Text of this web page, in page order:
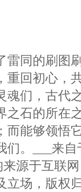
同的刷图
重回初心，
魂们，古代
之石的所在
而能够领悟
们。___来
来源于互联
立场，版权